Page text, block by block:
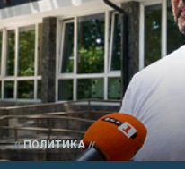
ПОЛИТИКА